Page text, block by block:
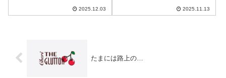
Craft Decor & Gift Shop
2025.12.03
か？ ~ Mark & Vy Ao Dai
2025.11.13
たまには路上の…